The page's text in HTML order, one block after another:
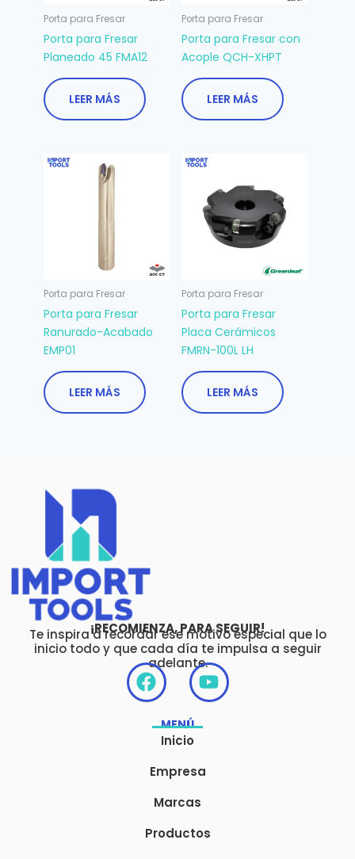
Porta para Fresar
Porta para Fresar
Planeado 45 FMA12
LEER MÁS
Porta para Fresar
Porta para Fresar con
Acople QCH-XHPT
LEER MÁS
Porta para Fresar
Porta para Fresar
Ranurado-Acabado
EMP01
LEER MÁS
Porta para Fresar
Porta para Fresar
Placa Cerámicos
FMRN-100L LH
LEER MÁS
¡RECOMIENZA, PARA SEGUIR!
Te inspira a recordar ese motivo especial que lo
inicio todo y que cada día te impulsa a seguir
adelante.
F
a
c
e
o
k
Y
o
u
MENÚ
Inicio
Empresa
Marcas
Productos